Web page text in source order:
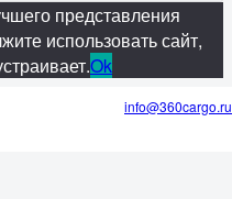
info@360cargo.ru
представления
использовать сайт,
Ok